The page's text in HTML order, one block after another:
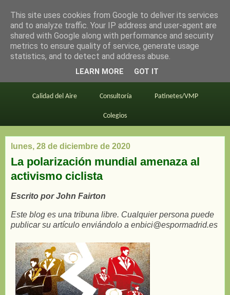
en bici por madrid
Este blog BiciMAD Primeros consejos
Calidad del Aire Consultoría Patinetes/VMP
Colegios
lunes, 28 de diciembre de 2020
La polarización mundial amenaza al
activismo ciclista
Escrito por John Fairton
Este blog es una tribuna libre. Cualquier persona puede
publicar su artículo enviándolo a enbici@espormadrid.es
This site uses cookies from Google to deliver its services
and to analyze traffic. Your IP address and user-agent are
shared with Google along with performance and security
metrics to ensure quality of service, generate usage
statistics, and to detect and address abuse.
LEARN MORE GOT IT